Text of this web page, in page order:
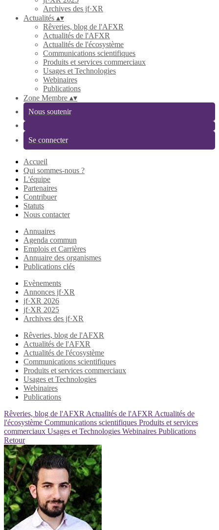
Archives des jf·XR
Actualités ▴▾
Rêveries, blog de l'AFXR
Actualités de l'AFXR
Actualités de l'écosystème
Communications scientifiques
Produits et services commerciaux
Usages et Technologies
Webinaires
Publications
Zone Membre ▴▾
Nous soutenir
Se connecter
Accueil
Qui sommes-nous ?
L'équipe
Partenaires
Contribuer
Statuts
Nous contacter
Annuaires
Agenda commun
Emplois et Carrières
Annuaire des organismes
Publications clés
Evènements
Annonces jf·XR
jf·XR 2026
jf·XR 2025
Archives des jf·XR
Rêveries, blog de l'AFXR
Actualités de l'AFXR
Actualités de l'écosystème
Communications scientifiques
Produits et services commerciaux
Usages et Technologies
Webinaires
Publications
Rêveries, blog de l'AFXR Actualités de l'AFXR Actualités de
l'écosystème Communications scientifiques Produits et services
commerciaux Usages et Technologies Webinaires Publications
Retour